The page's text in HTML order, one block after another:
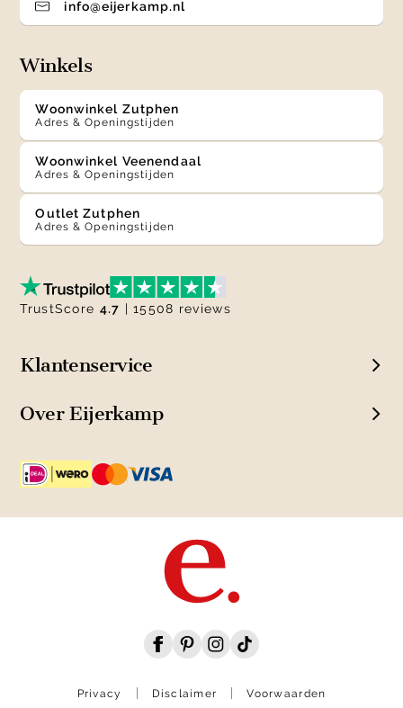
info@eijerkamp.nl
Winkels
Woonwinkel Zutphen
Adres & Openingstijden
Woonwinkel Veenendaal
Adres & Openingstijden
Outlet Zutphen
Adres & Openingstijden
Klantenservice
Over Eijerkamp
TrustScore 4.7 | 15508 reviews
Privacy Disclaimer
Voorwaarden